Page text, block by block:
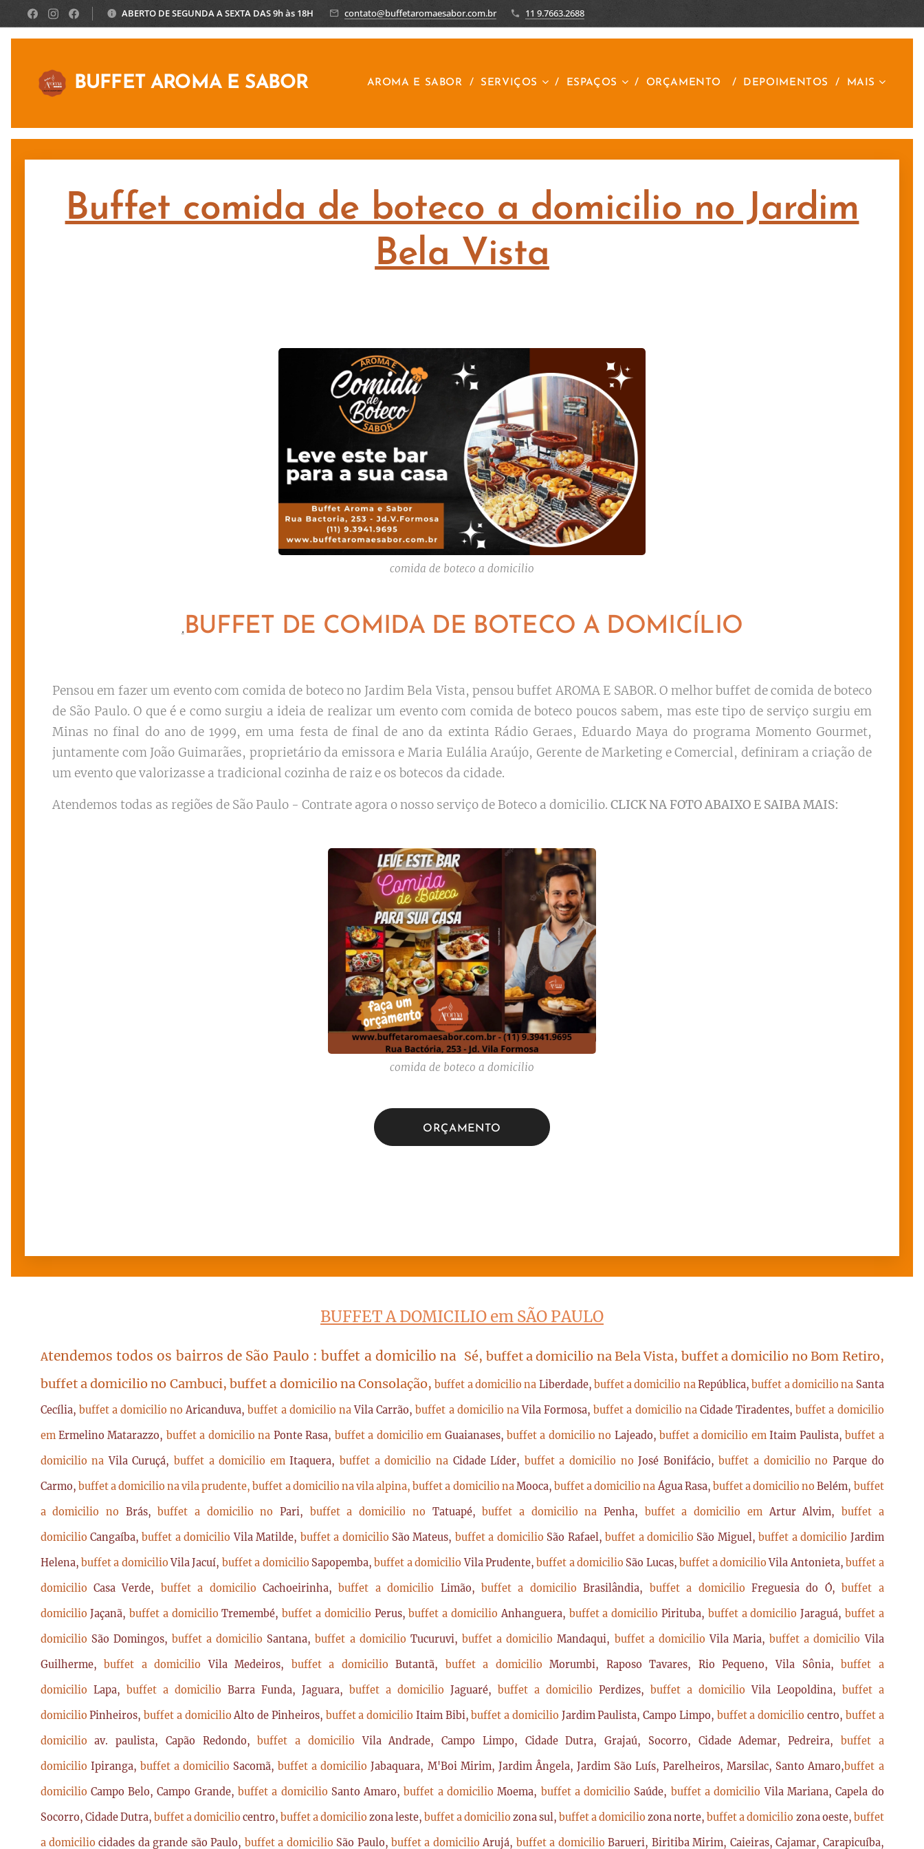
ABERTO DE SEGUNDA A SEXTA DAS 9h às 18H contato@buffetaromaesabor.com.br 11 9.7663.2688
BUFFET AROMA E SABOR AROMA E SABOR SERVIÇOS ESPAÇOS ORÇAMENTO DEPOIMENTOS MAIS
Buffet comida de boteco a domicilio no Jardim
Bela Vista
comida de boteco a domicilio
.BUFFET DE COMIDA DE BOTECO A DOMICÍLIO
Pensou em fazer um evento com comida de boteco no Jardim Bela Vista, pensou buffet AROMA E SABOR. O melhor buffet de comida de boteco
de São Paulo. O que é e como surgiu a ideia de realizar um evento com comida de boteco poucos sabem, mas este tipo de serviço surgiu em
Minas no final do ano de 1999, em uma festa de final de ano da extinta Rádio Geraes, Eduardo Maya do programa Momento Gourmet,
juntamente com João Guimarães, proprietário da emissora e Maria Eulália Araújo, Gerente de Marketing e Comercial, definiram a criação de
um evento que valorizasse a tradicional cozinha de raiz e os botecos da cidade.
Atendemos todas as regiões de São Paulo - Contrate agora o nosso serviço de Boteco a domicilio. CLICK NA FOTO ABAIXO E SAIBA MAIS:
comida de boteco a domicilio
ORÇAMENTO
BUFFET A DOMICILIO em SÃO PAULO
Atendemos todos os bairros de São Paulo : buffet a domicilio na Sé, buffet a domicilio na Bela Vista, buffet a domicilio no Bom Retiro,
buffet a domicilio no Cambuci, buffet a domicilio na Consolação,buffet a domicilio na Liberdade, buffet a domicilio naRepública,buffet a domicilio na Santa
Cecília, buffet a domicilio noAricanduva,buffet a domicilio naVila Carrão,buffet a domicilio naVila Formosa,buffet a domicilio na Cidade Tiradentes,buffet a domicilio
em Ermelino Matarazzo, buffet a domicilio na Ponte Rasa, buffet a domicilio em Guaianases,buffet a domicilio no Lajeado,buffet a domicilio emItaim Paulista,buffet a
domicilio naVila Curuçá, buffet a domicilio emItaquera,buffet a domicilio na Cidade Líder, buffet a domicilio noJosé Bonifácio,buffet a domicilio no Parque do
Carmo, buffet a domicilio na vila prudente,buffet a domicilio na vila alpina, buffet a domicilio naMooca,buffet a domicilio naÁgua Rasa, buffet a domicilio noBelém, buffet
a domicilio no Brás,buffet a domicilio noPari, buffet a domicilio no Tatuapé,buffet a domicilio naPenha, buffet a domicilio emArtur Alvim, buffet a
domicilio Cangaíba,buffet a domicilioVila Matilde, buffet a domicilio São Mateus, buffet a domicilio São Rafael,buffet a domicilio São Miguel,buffet a domicilio Jardim
Helena, buffet a domicilioVila Jacuí, buffet a domicilio Sapopemba,buffet a domicilioVila Prudente,buffet a domicilio São Lucas,buffet a domicilioVila Antonieta,buffet a
domicilio Casa Verde, buffet a domicilio Cachoeirinha,buffet a domicilio Limão,buffet a domicilioBrasilândia, buffet a domicilio Freguesia do Ó,buffet a
domicilioJaçanã,buffet a domicilioTremembé,buffet a domicilio Perus,buffet a domicilioAnhanguera, buffet a domicilio Pirituba, buffet a domicilioJaraguá, buffet a
domicilio São Domingos, buffet a domicilio Santana,buffet a domicilio Tucuruvi, buffet a domicilioMandaqui, buffet a domicilioVila Maria,buffet a domicilioVila
Guilherme,buffet a domicilioVila Medeiros, buffet a domicilioButantã, buffet a domicilioMorumbi, Raposo Tavares, Rio Pequeno, Vila Sônia,buffet a
domicilio Lapa, buffet a domicilio Barra Funda, Jaguara, buffet a domicilio Jaguaré, buffet a domicilio Perdizes, buffet a domicilioVila Leopoldina, buffet a
domicilioPinheiros,buffet a domicilioAlto de Pinheiros, buffet a domicilio Itaim Bibi,buffet a domicilio Jardim Paulista, Campo Limpo, buffet a domiciliocentro, buffet a
domicilioav. paulista, Capão Redondo,buffet a domicilioVila Andrade, Campo Limpo, Cidade Dutra, Grajaú, Socorro, Cidade Ademar, Pedreira, buffet a
domicilio Ipiranga, buffet a domicilio Sacomã,buffet a domicilioJabaquara, M'Boi Mirim, Jardim Ângela, Jardim São Luís, Parelheiros, Marsilac, Santo Amaro,buffet a
domicilio Campo Belo, Campo Grande, buffet a domicilio Santo Amaro,buffet a domicilioMoema, buffet a domicilio Saúde, buffet a domicilioVila Mariana, Capela do
Socorro, Cidade Dutra, buffet a domicilio centro, buffet a domicilio zona leste, buffet a domiciliozona sul,buffet a domiciliozona norte,buffet a domicilio zona oeste, buffet
a domiciliocidades da grande são Paulo, buffet a domicilio São Paulo,buffet a domicilioArujá, buffet a domicilioBarueri, Biritiba Mirim, Caieiras, Cajamar, Carapicuíba,